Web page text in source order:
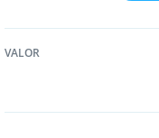
VALOR